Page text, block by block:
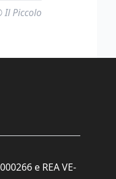
Il Piccolo
e REA VE-